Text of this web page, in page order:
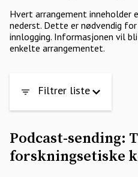
Hvert arrangement inneholder
nederst. Dette er nødvendig
innlogging. Informasjonen vil
enkelte arrangementet.
Filtrer liste
Podcast-sending:
forskningsetiske